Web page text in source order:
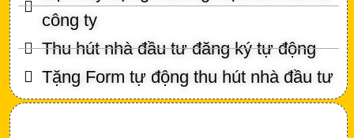
công ty
Thu hút nhà đầu tư đăng ký tự động
Tặng Form tự động thu hút nhà đầu tư